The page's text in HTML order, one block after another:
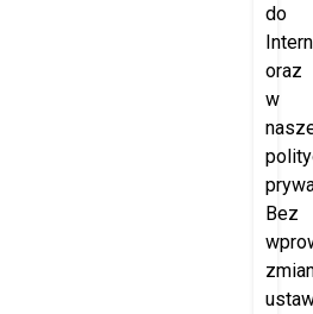
do
oraz
w
Bez